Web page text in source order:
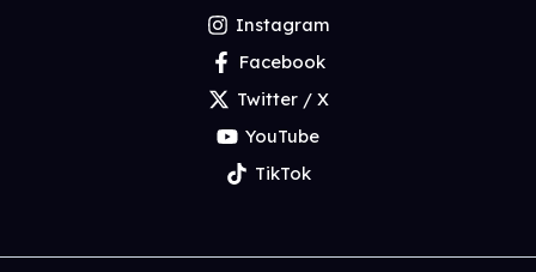
Instagram
Facebook
Twitter / X
YouTube
TikTok